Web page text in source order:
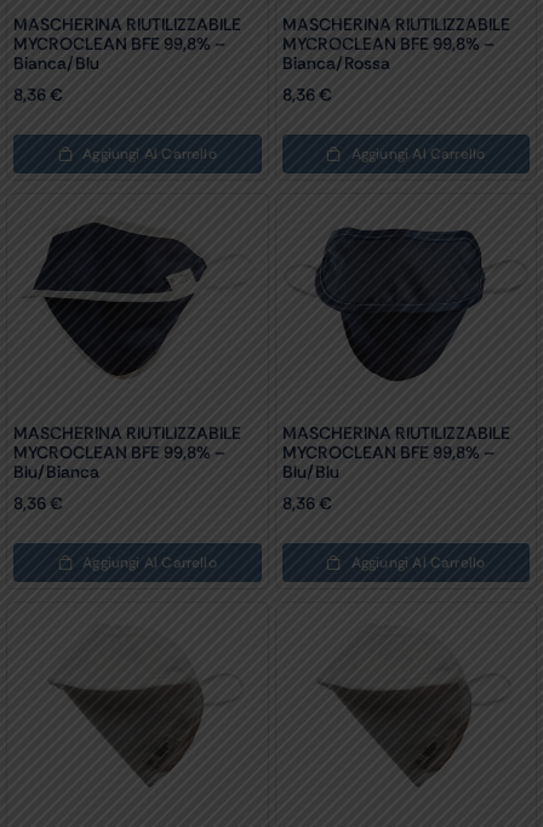
MASCHERINA RIUTILIZZABILE
MYCROCLEAN BFE 99,8% –
Bianca/blu
8,36€
Aggiungi Al Carrello
MASCHERINA RIUTILIZZABILE
MYCROCLEAN BFE 99,8% –
Bianca/rossa
8,36€
Aggiungi Al Carrello
MASCHERINA RIUTILIZZABILE
MYCROCLEAN BFE 99,8% –
Blu/bianca
8,36€
Aggiungi Al Carrello
MASCHERINA RIUTILIZZABILE
MYCROCLEAN BFE 99,8% –
Blu/blu
8,36€
Aggiungi Al Carrello